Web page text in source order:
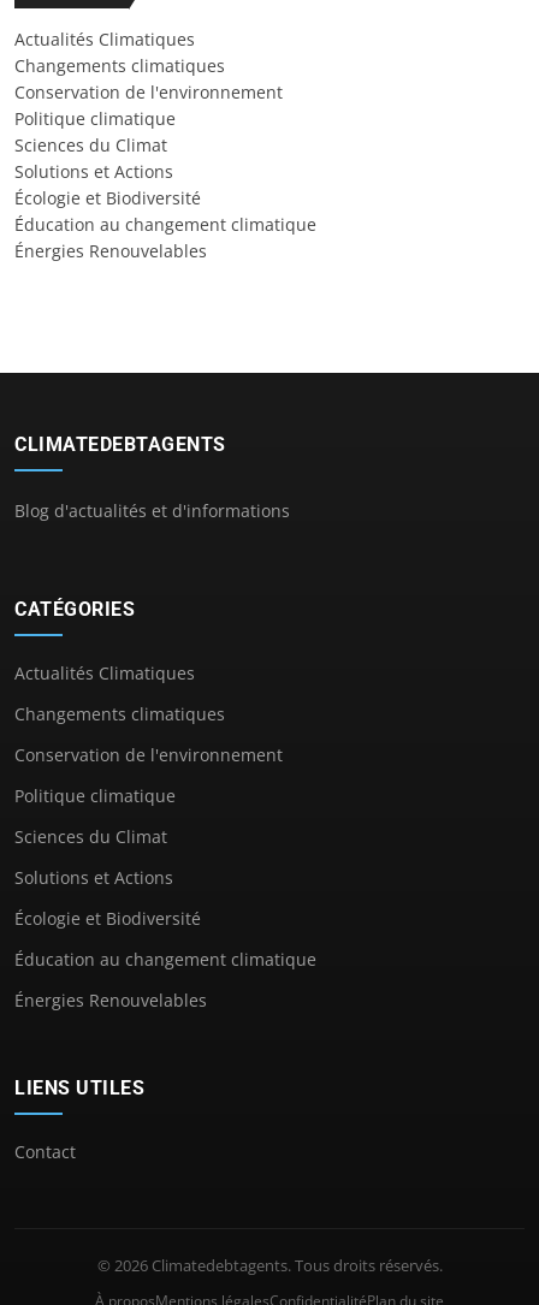
Actualités Climatiques
Changements climatiques
Conservation de l'environnement
Politique climatique
Sciences du Climat
Solutions et Actions
Écologie et Biodiversité
Éducation au changement climatique
Énergies Renouvelables
CLIMATEDEBTAGENTS
Blog d'actualités et d'informations
CATÉGORIES
Actualités Climatiques
Changements climatiques
Conservation de l'environnement
Politique climatique
Sciences du Climat
Solutions et Actions
Écologie et Biodiversité
Éducation au changement climatique
Énergies Renouvelables
LIENS UTILES
Contact
© 2026 Climatedebtagents. Tous droits réservés.
À proposMentions légalesConfidentialitéPlan du site